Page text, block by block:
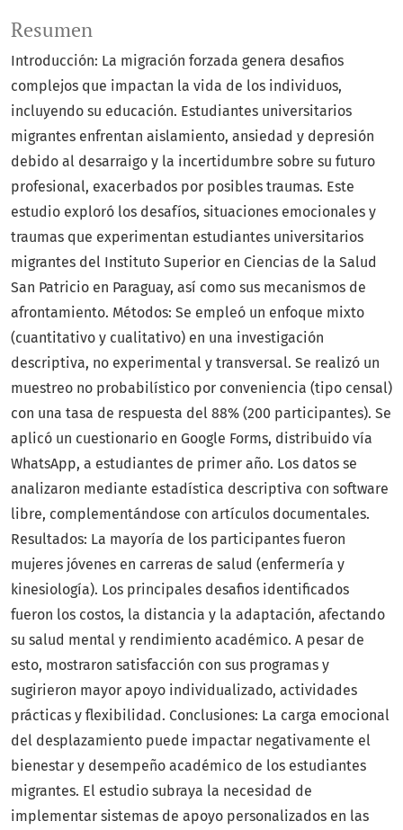
Resumen
Introducción: La migración forzada genera desafios
complejos que impactan la vida de los individuos,
incluyendo su educación. Estudiantes universitarios
migrantes enfrentan aislamiento, ansiedad y depresión
debido al desarraigo y la incertidumbre sobre su futuro
profesional, exacerbados por posibles traumas. Este
estudio exploró los desafíos, situaciones emocionales y
traumas que experimentan estudiantes universitarios
migrantes del Instituto Superior en Ciencias de la Salud
San Patricio en Paraguay, así como sus mecanismos de
afrontamiento. Métodos: Se empleó un enfoque mixto
(cuantitativo y cualitativo) en una investigación
descriptiva, no experimental y transversal. Se realizó un
muestreo no probabilístico por conveniencia (tipo censal)
con una tasa de respuesta del 88% (200 participantes). Se
aplicó un cuestionario en Google Forms, distribuido vía
WhatsApp, a estudiantes de primer año. Los datos se
analizaron mediante estadística descriptiva con software
libre, complementándose con artículos documentales.
Resultados: La mayoría de los participantes fueron
mujeres jóvenes en carreras de salud (enfermería y
kinesiología). Los principales desafios identificados
fueron los costos, la distancia y la adaptación, afectando
su salud mental y rendimiento académico. A pesar de
esto, mostraron satisfacción con sus programas y
sugirieron mayor apoyo individualizado, actividades
prácticas y flexibilidad. Conclusiones: La carga emocional
del desplazamiento puede impactar negativamente el
bienestar y desempeño académico de los estudiantes
migrantes. El estudio subraya la necesidad de
implementar sistemas de apoyo personalizados en las